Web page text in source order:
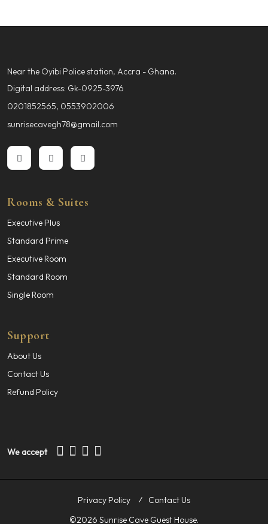
Near the Oyibi Police station, Accra - Ghana.
Digital address: Gk-0925-3976
0201852565, 0553902006
sunrisecavegh78@gmail.com
Rooms & Suites
Executive Plus
Standard Prime
Executive Room
Standard Room
Single Room
Support
About Us
Contact Us
Refund Policy
We accept
©2026 Sunrise Cave Guest House.
Privacy Policy Contact Us